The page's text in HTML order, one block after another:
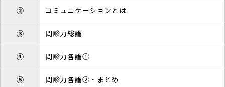
② コミュニケーションとは
③ 問診力総論
④ 問診力各論①
⑤ 問診力各論②・まとめ